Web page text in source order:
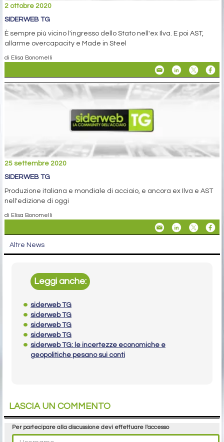
2 ottobre 2020
SIDERWEB TG
È sempre più vicino l'ingresso dello Stato nell'ex Ilva. E poi AST,
allarme overcapacity e Made in Steel
di Elisa Bonomelli
25 settembre 2020
SIDERWEB TG
Produzione italiana e mondiale di acciaio, e ancora ex Ilva e AST
nell'edizione di oggi
di Elisa Bonomelli
Altre News
Leggi anche:
siderweb TG
siderweb TG
siderweb TG
siderweb TG
siderweb TG: le incertezze economiche e
geopolitiche pesano sui conti
LASCIA UN COMMENTO
Per partecipare alla discussione devi effettuare l'accesso